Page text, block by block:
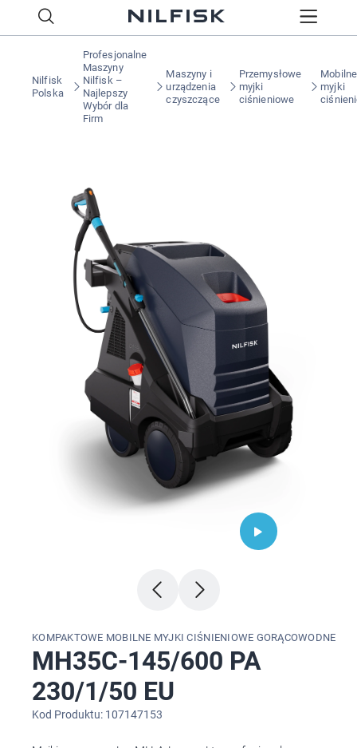
Nilfisk
Polska
Profesjonalne
Maszyny
Nilfisk –
Najlepszy
Wybór dla
Firm
Maszyny i
urządzenia
czyszczące
Przemysłowe
myjki
ciśnieniowe
Mobilne
myjki
KOMPAKTOWE MOBILNE MYJKI CIŚNIENIOWE GORĄCOWODNE
MH35C-145/600 PA
230/1/50 EU
Kod Produktu: 107147153